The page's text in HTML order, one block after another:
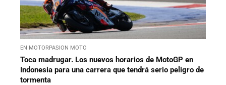
EN MOTORPASION MOTO
Toca madrugar. Los nuevos horarios de MotoGP en
Indonesia para una carrera que tendrá serio peligro de
tormenta